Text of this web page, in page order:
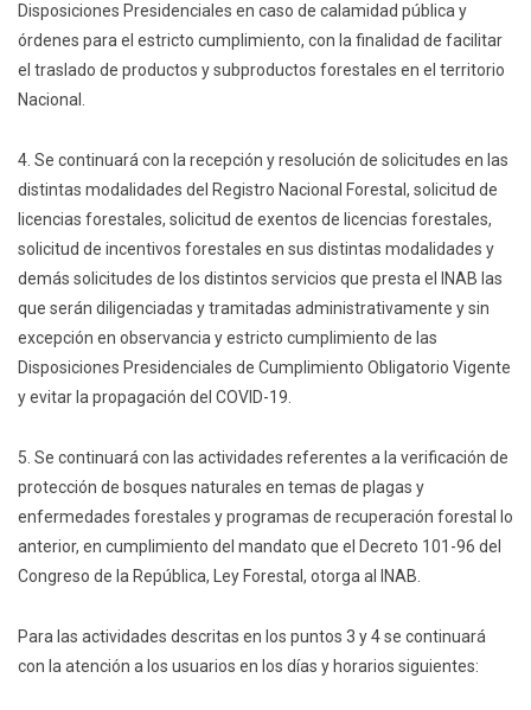
Disposiciones Presidenciales en caso de calamidad pública y
órdenes para el estricto cumplimiento, con la finalidad de facilitar
el traslado de productos y subproductos forestales en el territorio
Nacional.
4. Se continuará con la recepción y resolución de solicitudes en las
distintas modalidades del Registro Nacional Forestal, solicitud de
licencias forestales, solicitud de exentos de licencias forestales,
solicitud de incentivos forestales en sus distintas modalidades y
demás solicitudes de los distintos servicios que presta el INAB las
que serán diligenciadas y tramitadas administrativamente y sin
excepción en observancia y estricto cumplimiento de las
Disposiciones Presidenciales de Cumplimiento Obligatorio Vigente
y evitar la propagación del COVID-19.
5. Se continuará con las actividades referentes a la verificación de
protección de bosques naturales en temas de plagas y
enfermedades forestales y programas de recuperación forestal lo
anterior, en cumplimiento del mandato que el Decreto 101-96 del
Congreso de la República, Ley Forestal, otorga al INAB.
Para las actividades descritas en los puntos 3 y 4 se continuará
con la atención a los usuarios en los días y horarios siguientes: